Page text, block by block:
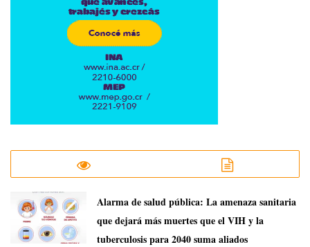
​Alarma de salud pública: La amenaza sanitaria
que dejará más muertes que el VIH y la
tuberculosis para 2040 suma aliados